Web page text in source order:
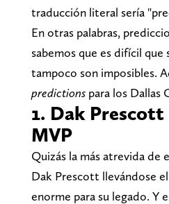
traducción literal sería
En otras palabras,
sabemos que es difícil que
tampoco son imposibles.
predictionspara los Dallas
1. Dak Prescott
MVP
Quizás la más atrevida de
Dak Prescott llevándose
enorme para su legado. Y